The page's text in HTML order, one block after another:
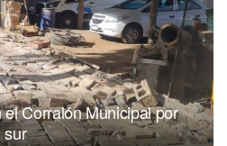
Corralón Municipal por
sur